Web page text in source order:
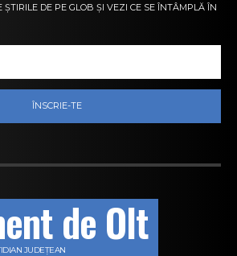
ȘTIRILE DE PE GLOB ȘI VEZI CE SE ÎNTÂMPLĂ ÎN
ÎNSCRIE-TE
de Olt
JUDEȚEAN